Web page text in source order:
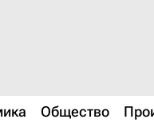
Общество